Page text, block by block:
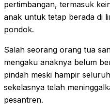
pertimbangan, termasuk
anak untuk tetap berada di
pondok.
Salah seorang orang tua
mengaku anaknya belum
pindah meski hampir
sekelasnya telah
pesantren.